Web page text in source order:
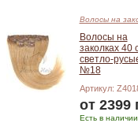
Волосы на
Волосы на
заколках 40
светло-
№18
Артикул:
от 2399
Есть в наличии